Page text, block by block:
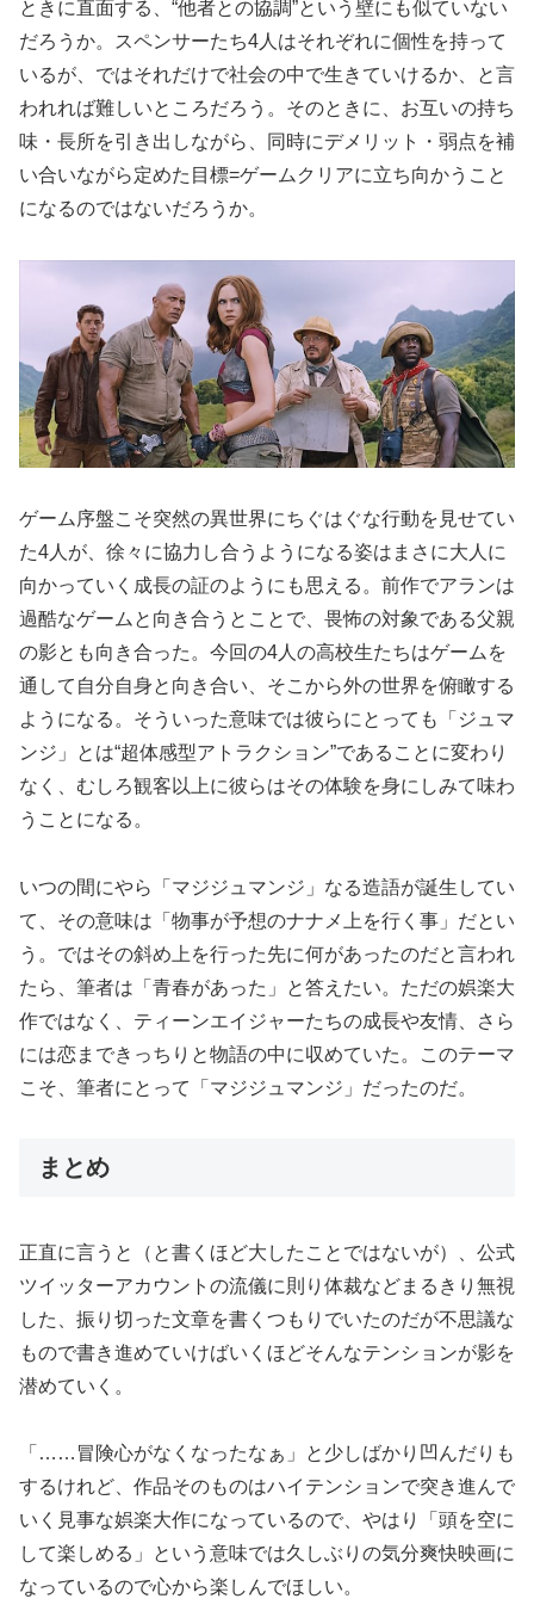
ときに直面する、“他者との協調”という壁にも似ていない
だろうか。スペンサーたち4人はそれぞれに個性を持って
いるが、ではそれだけで社会の中で生きていけるか、と言
われれば難しいところだろう。そのときに、お互いの持ち
味・長所を引き出しながら、同時にデメリット・弱点を補
い合いながら定めた目標=ゲームクリアに立ち向かうこと
になるのではないだろうか。
ゲーム序盤こそ突然の異世界にちぐはぐな行動を見せてい
た4人が、徐々に協力し合うようになる姿はまさに大人に
向かっていく成長の証のようにも思える。前作でアランは
過酷なゲームと向き合うとことで、畏怖の対象である父親
の影とも向き合った。今回の4人の高校生たちはゲームを
通して自分自身と向き合い、そこから外の世界を俯瞰する
ようになる。そういった意味では彼らにとっても「ジュマ
ンジ」とは“超体感型アトラクション”であることに変わり
なく、むしろ観客以上に彼らはその体験を身にしみて味わ
うことになる。
いつの間にやら「マジジュマンジ」なる造語が誕生してい
て、その意味は「物事が予想のナナメ上を行く事」だとい
う。ではその斜め上を行った先に何があったのだと言われ
たら、筆者は「青春があった」と答えたい。ただの娯楽大
作ではなく、ティーンエイジャーたちの成長や友情、さら
には恋まできっちりと物語の中に収めていた。このテーマ
こそ、筆者にとって「マジジュマンジ」だったのだ。
まとめ
正直に言うと（と書くほど大したことではないが）、公式
ツイッターアカウントの流儀に則り体裁などまるきり無視
した、振り切った文章を書くつもりでいたのだが不思議な
もので書き進めていけばいくほどそんなテンションが影を
潜めていく。
「……冒険心がなくなったなぁ」と少しばかり凹んだりも
するけれど、作品そのものはハイテンションで突き進んで
いく見事な娯楽大作になっているので、やはり「頭を空に
して楽しめる」という意味では久しぶりの気分爽快映画に
なっているので心から楽しんでほしい。